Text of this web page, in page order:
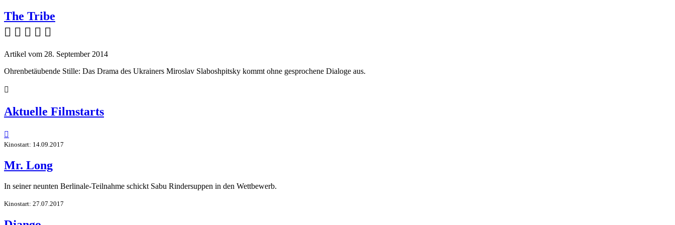
The Tribe
    
Artikel vom 28. September 2014
Ohrenbetäubende Stille: Das Drama des Ukrainers Miroslav Slaboshpitsky kommt ohne gesprochene Dialoge aus.

Aktuelle Filmstarts

Kinostart: 14.09.2017
Mr. Long
In seiner neunten Berlinale-Teilnahme schickt Sabu Rindersuppen in den Wettbewerb.
Kinostart: 27.07.2017